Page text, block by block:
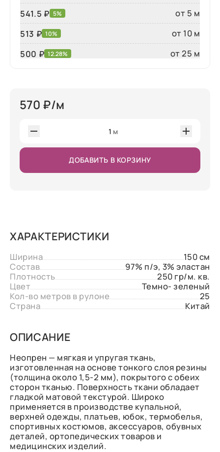
541.5 ₽ 5%
от 5 м
513 ₽ 10%
от 10 м
500 ₽ 12.28% от 25 м
570 ₽/м
1 м
ДОБАВИТЬ В КОРЗИНУ
ХАРАКТЕРИСТИКИ
Ширина
150 см
Состав
97% п/э, 3% эластан
Плотность
250 гр/м. кв.
Цвет
Темно- зеленый
Кол-во метров в рулоне
25
Страна
Китай
ОПИСАНИЕ
Неопрен — мягкая и упругая ткань,
изготовленная на основе тонкого слоя резины
(толщина около 1,5-2 мм), покрытого с обеих
сторон тканью. Поверхность ткани обладает
гладкой матовой текстурой. Широко
применяется в производстве купальной,
верхней одежды, платьев, юбок, термобелья,
спортивных костюмов, аксессуаров, обувных
деталей, ортопедических товаров и
медицинских изделий.